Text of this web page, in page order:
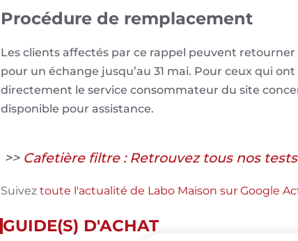
Procédure de remplacement
Les clients affectés par ce rappel peuvent
pour un échange jusqu’au 31 mai. Pour ceux qui
directement le service consommateur du site
disponible pour assistance.
>> Cafetière filtre : Retrouvez tous nos
Suivez toute l'actualité de Labo Maison sur Google
GUIDE(S) D'ACHAT